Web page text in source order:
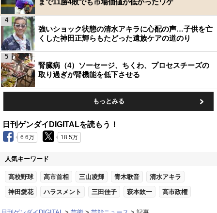
まで11勝4敗でも市場価値が低かったワケ
強いショック状態の清水アキラに心配の声…子供を亡
くした神田正輝らもたどった遺族ケアの道のり
4
腎臓病（4）ソーセージ、ちくわ、プロセスチーズの
取り過ぎが腎機能を低下させる
5
もっとみる
日刊ゲンダイDIGITALを読もう！
6.6万 18.5万
人気キーワード
高校野球 高市首相 三山凌輝 青木歌音 清水アキラ
神田愛花 ハラスメント 三田佳子 萩本欽一 高市政権